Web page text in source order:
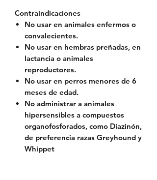
Contraindicaciones
No usar en animales enfermos o
convalecientes.
No usar en hembras preñadas, en
lactancia o animales
reproductores.
No usar en perros menores de 6
meses de edad.
No administrar a animales
hipersensibles a compuestos
organofosforados, como Diazinón,
de preferencia razas Greyhound y
Whippet